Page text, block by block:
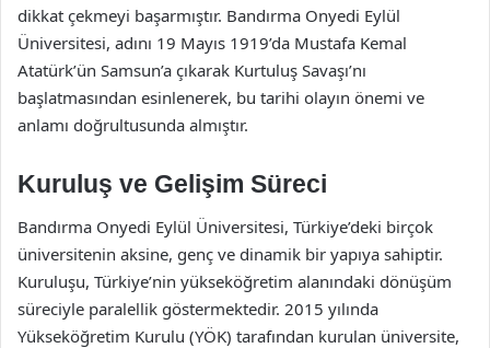
dikkat çekmeyi başarmıştır. Bandırma Onyedi Eylül
Üniversitesi, adını 19 Mayıs 1919’da Mustafa Kemal
Atatürk’ün Samsun’a çıkarak Kurtuluş Savaşı’nı
başlatmasından esinlenerek, bu tarihi olayın önemi ve
anlamı doğrultusunda almıştır.
Kuruluş ve Gelişim Süreci
Bandırma Onyedi Eylül Üniversitesi, Türkiye’deki birçok
üniversitenin aksine, genç ve dinamik bir yapıya sahiptir.
Kuruluşu, Türkiye’nin yükseköğretim alanındaki dönüşüm
süreciyle paralellik göstermektedir. 2015 yılında
Yükseköğretim Kurulu (YÖK) tarafından kurulan üniversite,